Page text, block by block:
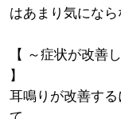
はあまり気になら
【 ～症状が改善
】
耳鳴りが改善す